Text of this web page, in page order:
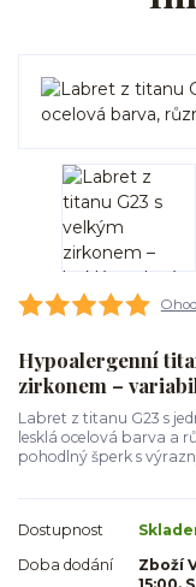
Hypoalergenní
zirkonem –
Labret z titanu G23 s
lesklá ocelová barva a
pohodlný šperk s
Dostupnost
Doba dodání
Zboží